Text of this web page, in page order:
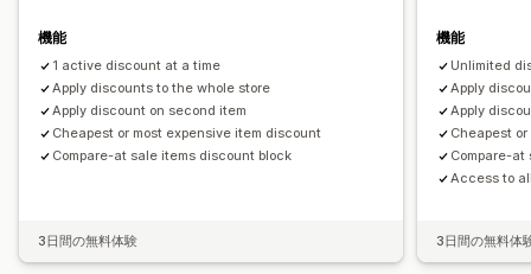
機能
1 active discount at a time
Apply discounts to the whole store
Apply discount on second item
Cheapest or most expensive item discount
Compare-at sale items discount block
3日間の無料体験
機能
Unlimited
Apply
Apply
Cheapest
Compare-
Access to
3日間の無料体